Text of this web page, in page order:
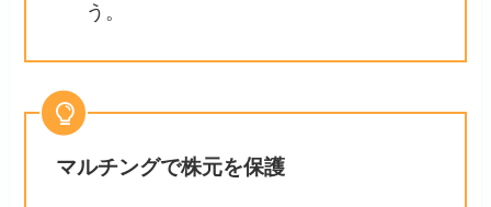
う。
マルチングで株元を保護